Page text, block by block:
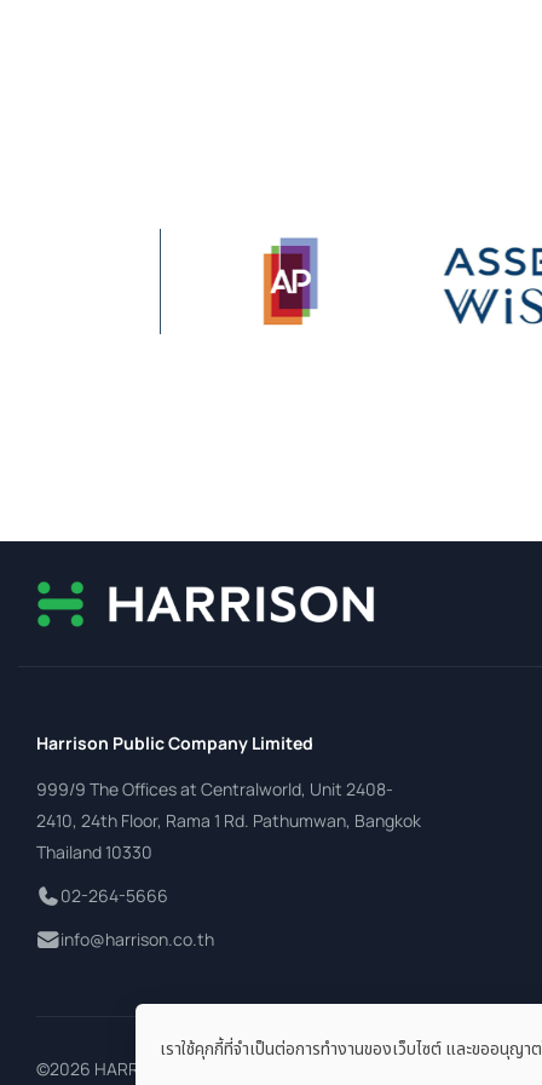
Harrison Public Company Limited
999/9 The Offices at Centralworld, Unit 2408-
2410, 24th Floor, Rama 1 Rd. Pathumwan, Bangkok
Thailand 10330
02-264-5666
info@harrison.co.th
©2026 HARRISON PCL. All Rights Reserved.
เราใช้คุกกี้ที่จำเป็นต่อการทำงานของเว็บไซต์ และขออนุญ